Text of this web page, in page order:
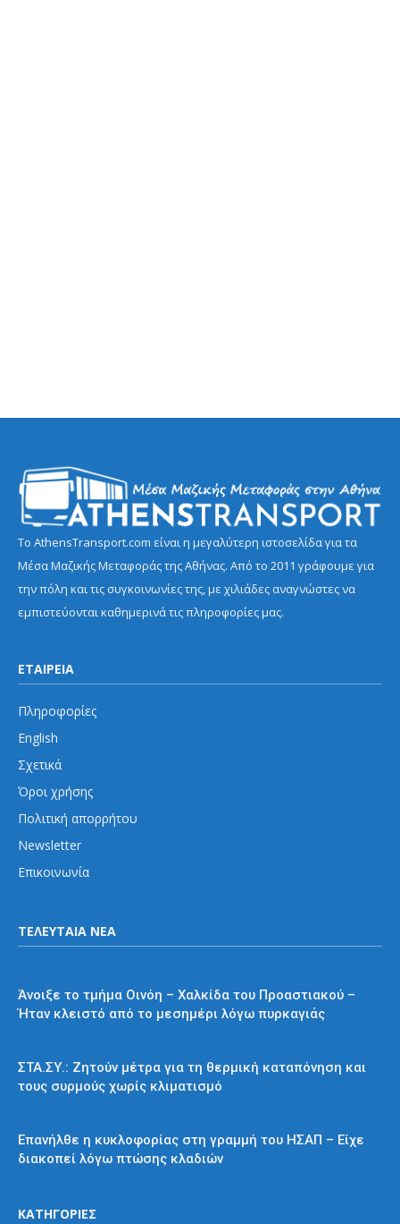
Το AthensTransport.com είναι η μεγαλύτερη ιστοσελίδα για τα
Μέσα Μαζικής Μεταφοράς της Αθήνας. Από το 2011 γράφουμε για
την πόλη και τις συγκοινωνίες της, με χιλιάδες αναγνώστες να
εμπιστεύονται καθημερινά τις πληροφορίες μας.
ΕΤΑΙΡΕΙΑ
Πληροφορίες
English
Σχετικά
Όροι χρήσης
Πολιτική απορρήτου
Newsletter
Επικοινωνία
ΤΕΛΕΥΤΑΙΑ ΝΕΑ
Άνοιξε το τμήμα Οινόη – Χαλκίδα του Προαστιακού –
Ήταν κλειστό από το μεσημέρι λόγω πυρκαγιάς
ΣΤΑ.ΣΥ.: Ζητούν μέτρα για τη θερμική καταπόνηση και
τους συρμούς χωρίς κλιματισμό
Επανήλθε η κυκλοφορίας στη γραμμή του ΗΣΑΠ – Είχε
διακοπεί λόγω πτώσης κλαδιών
ΚΑΤΗΓΟΡΙΕΣ